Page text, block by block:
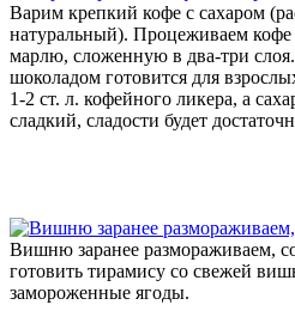
Варим крепкий кофе с сахаром
натуральный). Процеживаем кофе
марлю, сложенную в два-три
шоколадом готовится для
1-2 ст. л. кофейного ликера, а
сладкий, сладости будет
Вишню заранее размораживаем,
готовить тирамису со свежей
замороженные ягоды.